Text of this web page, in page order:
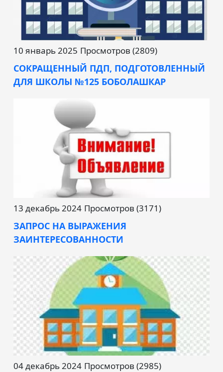
10 январь 2025 Просмотров (2809)
СОКРАЩЕННЫЙ ПДП, ПОДГОТОВЛЕННЫЙ
ДЛЯ ШКОЛЫ №125 БОБОЛАШКАР
13 декабрь 2024 Просмотров (3171)
ЗАПРОС НА ВЫРАЖЕНИЯ
ЗАИНТЕРЕСОВАННОСТИ
04 декабрь 2024 Просмотров (2985)